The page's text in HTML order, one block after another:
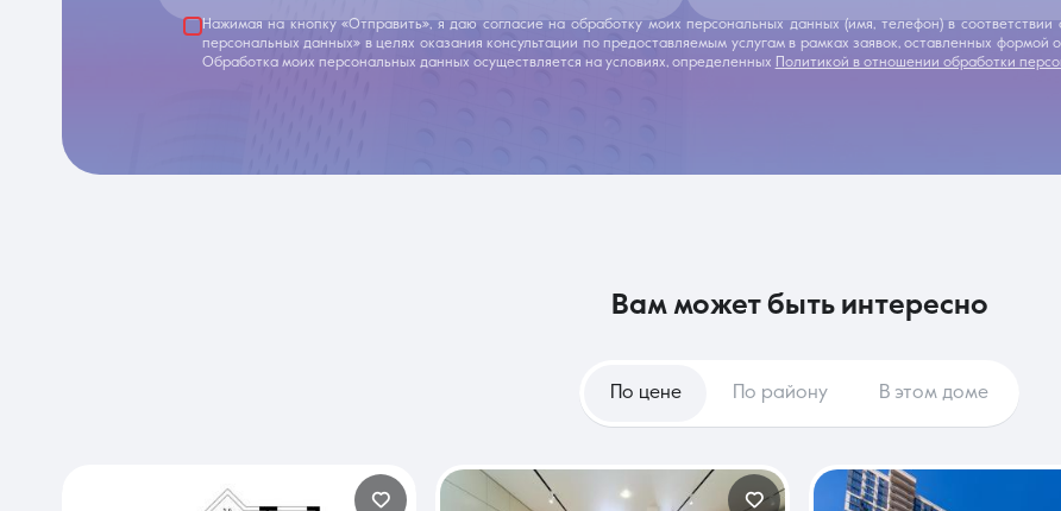
Нажимая на кнопку «Отправить», я даю согласие на обработку моих персональных данных (имя, телефон) в
персональных данных» в целях оказания консультации по предоставляемым услугам в рамках заявок, оставленных
Обработка моих персональных данных осуществляется на условиях, определенных Политикой в отношении обработки
вам может быть интересно
По цене По району В этом доме